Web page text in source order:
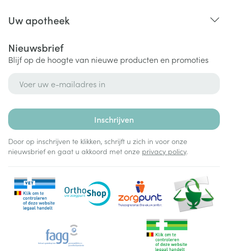
tot 3 dagen van de behandeling, gevolgd door een
pyrimethamine: geen ladingsdosis, dagelijkse dosis
van 25-50 m
pyrimethamine: 25-50 mg/dag
Bij de behandeling van toxoplasmose moeten alle
patiënten, behandeld met Daraprim, een
beenmergdepressie te vermindere
Uw apotheek
Nieuwsbrief
Blijf op de hoogte van nieuwe producten en promoties
Inschrijven
Door op inschrijven te klikken, schrijft u zich in voor onze
nieuwsbrief en gaat u akkoord met onze privacy policy.